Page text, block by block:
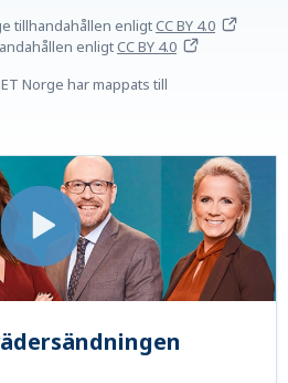
tillhandahållen enligtCC BY 4.0
enligtCC BY 4.0
Norge har mappats till